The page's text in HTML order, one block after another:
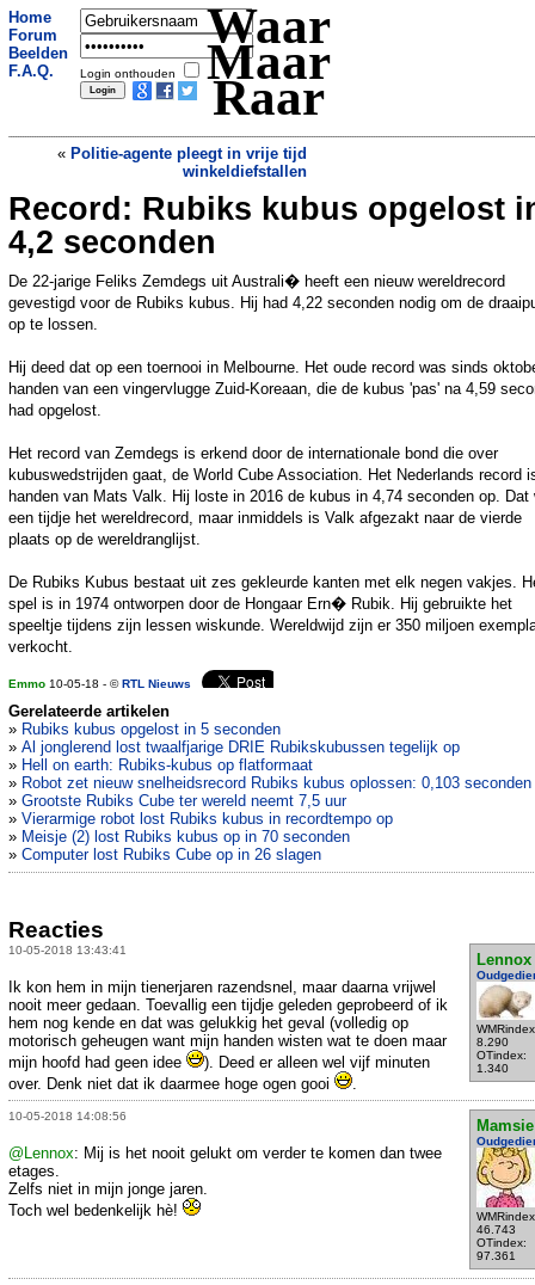
Home
Forum
Beelden
F.A.Q.
Login onthouden
Waar
Maar
Raar
« Politie-agente pleegt in vrije tijd
winkeldiefstallen
Gezichtsherkenning politie Wales
identificeerde duizenden onterecht als
Record: Rubiks kubus opgelost
4,2 seconden
De 22-jarige Feliks Zemdegs uit Australi� heeft een nieuw wereldrecord
gevestigd voor de Rubiks kubus. Hij had 4,22 seconden nodig om de
op te lossen.
Hij deed dat op een toernooi in Melbourne. Het oude record was sinds
handen van een vingervlugge Zuid-Koreaan, die de kubus 'pas' na 4,59
had opgelost.
Het record van Zemdegs is erkend door de internationale bond die over
kubuswedstrijden gaat, de World Cube Association. Het Nederlands record
handen van Mats Valk. Hij loste in 2016 de kubus in 4,74 seconden op. Dat
een tijdje het wereldrecord, maar inmiddels is Valk afgezakt naar de vierde
plaats op de wereldranglijst.
De Rubiks Kubus bestaat uit zes gekleurde kanten met elk negen vakjes.
spel is in 1974 ontworpen door de Hongaar Ern� Rubik. Hij gebruikte het
speeltje tijdens zijn lessen wiskunde. Wereldwijd zijn er 350 miljoen
verkocht.
Emmo 10-05-18 - ©RTL Nieuws
Gerelateerde artikelen
» Rubiks kubus opgelost in 5 seconden
» Al jonglerend lost twaalfjarige DRIE Rubikskubussen tegelijk op
» Hell on earth: Rubiks-kubus op flatformaat
» Robot zet nieuw snelheidsrecord Rubiks kubus oplossen: 0,103 seconden
» Grootste Rubiks Cube ter wereld neemt 7,5 uur
» Vierarmige robot lost Rubiks kubus in recordtempo op
» Meisje (2) lost Rubiks kubus op in 70 seconden
» Computer lost Rubiks Cube op in 26 slagen
Reacties
10-05-2018 13:43:41
Lennox
8.290
OTindex:
1.340
Ik kon hem in mijn tienerjaren razendsnel, maar daarna vrijwel
nooit meer gedaan. Toevallig een tijdje geleden geprobeerd of ik
hem nog kende en dat was gelukkig het geval (volledig op
motorisch geheugen want mijn handen wisten wat te doen maar
mijn hoofd had geen idee
). Deed er alleen wel vijf minuten
over. Denk niet dat ik daarmee hoge ogen gooi
10-05-2018 14:08:56
Mamsie
46.743
OTindex:
97.361
@Lennox: Mij is het nooit gelukt om verder te komen dan twee
etages.
Zelfs niet in mijn jonge jaren.
Toch wel bedenkelijk hè!